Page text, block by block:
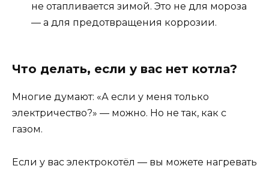
не отапливается зимой. Это не для мороза
— а для предотвращения коррозии.
Что делать, если у вас нет котла?
Многие думают: «А если у меня только
электричество?» — можно. Но не так, как с
газом.
Если у вас электрокотёл — вы можете нагревать